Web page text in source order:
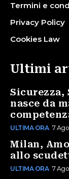
Termini e
Privacy Policy
Cookies Law
Ultimi
Sicurezza,
nasce da
ULTIMA ORA 7
Milan,
allo
ULTIMA ORA 7